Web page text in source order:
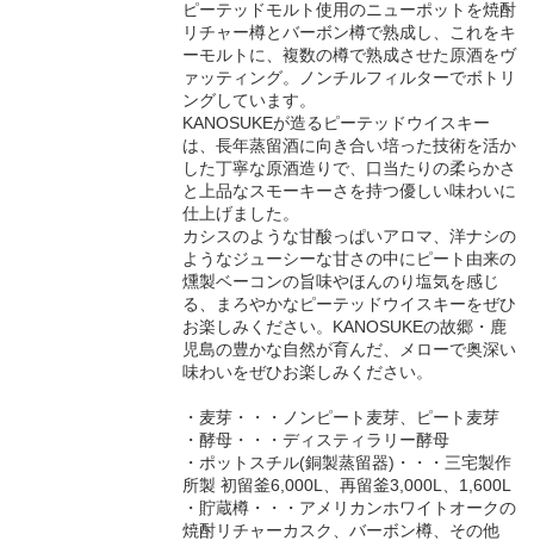
ピーテッドモルト使用のニューポットを焼酎
リチャー樽とバーボン樽で熟成し、これをキ
ーモルトに、複数の樽で熟成させた原酒をヴ
ァッティング。ノンチルフィルターでボトリ
ングしています。
KANOSUKEが造るピーテッドウイスキー
は、長年蒸留酒に向き合い培った技術を活か
した丁寧な原酒造りで、口当たりの柔らかさ
と上品なスモーキーさを持つ優しい味わいに
仕上げました。
カシスのような甘酸っぱいアロマ、洋ナシの
ようなジューシーな甘さの中にピート由来の
燻製ベーコンの旨味やほんのり塩気を感じ
る、まろやかなピーテッドウイスキーをぜひ
お楽しみください。KANOSUKEの故郷・鹿
児島の豊かな自然が育んだ、メローで奥深い
味わいをぜひお楽しみください。
・麦芽・・・ノンピート麦芽、ピート麦芽
・酵母・・・ディスティラリー酵母
・ポットスチル(銅製蒸留器)・・・三宅製作
所製 初留釜6,000L、再留釜3,000L、1,600L
・貯蔵樽・・・アメリカンホワイトオークの
焼酎リチャーカスク、バーボン樽、その他